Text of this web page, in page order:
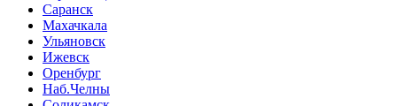
Саранск
Махачкала
Ульяновск
Ижевск
Оренбург
Наб.Челны